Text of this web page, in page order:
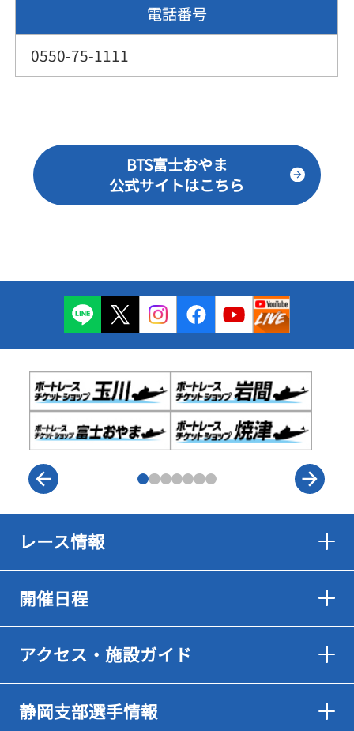
電話番号
0550-75-1111
BTS富士おやま
公式サイトはこちら
レース情報
開催日程
アクセス・施設ガイド
静岡支部選手情報